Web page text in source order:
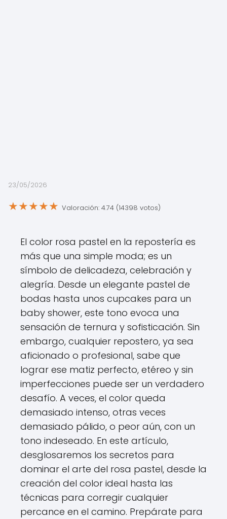
23/05/2026
★★★★★ Valoración: 4.74 (14398 votos)
El color rosa pastel en la repostería es
más que una simple moda; es un
símbolo de delicadeza, celebración y
alegría. Desde un elegante pastel de
bodas hasta unos cupcakes para un
baby shower, este tono evoca una
sensación de ternura y sofisticación. Sin
embargo, cualquier repostero, ya sea
aficionado o profesional, sabe que
lograr ese matiz perfecto, etéreo y sin
imperfecciones puede ser un verdadero
desafío. A veces, el color queda
demasiado intenso, otras veces
demasiado pálido, o peor aún, con un
tono indeseado. En este artículo,
desglosaremos los secretos para
dominar el arte del rosa pastel, desde la
creación del color ideal hasta las
técnicas para corregir cualquier
percance en el camino. Prepárate para